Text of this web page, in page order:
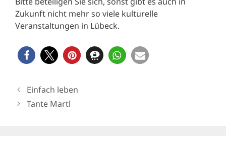
Zukunft nicht mehr so viele kulturelle
Veranstaltungen in Lübeck.
Einfach leben
Tante Martl